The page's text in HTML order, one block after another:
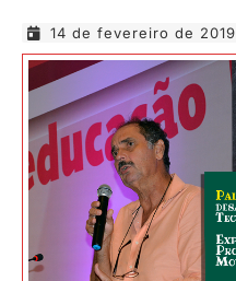
EVENTOS
JURÍDICO
CLUBE
CONTATO
14 de fevereiro de 2019